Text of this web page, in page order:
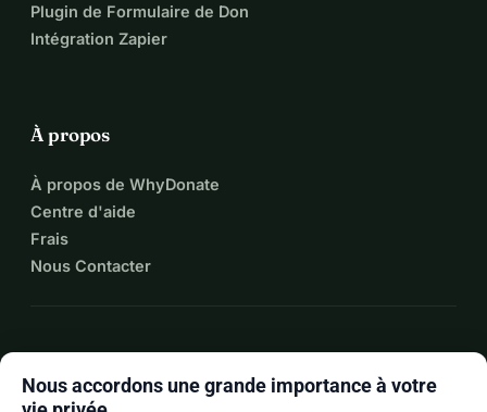
Plugin de Formulaire de Don
Intégration Zapier
À propos
À propos de WhyDonate
Centre d'aide
Frais
Nous Contacter
Nous accordons une grande importance à votre